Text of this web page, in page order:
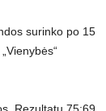
surinko po 15